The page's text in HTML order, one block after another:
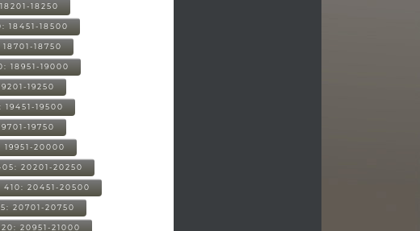
18250
18451-18500
18701-18750
18951-19000
19250
19451-19500
19750
19951-20000
20201-20250
410: 20451-20500
20701-20750
20951-21000